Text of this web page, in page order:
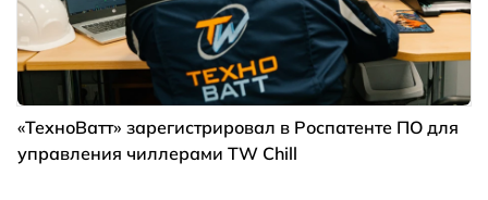
«ТехноВатт» зарегистрировал в Роспатенте ПО для
управления чиллерами TW Chill